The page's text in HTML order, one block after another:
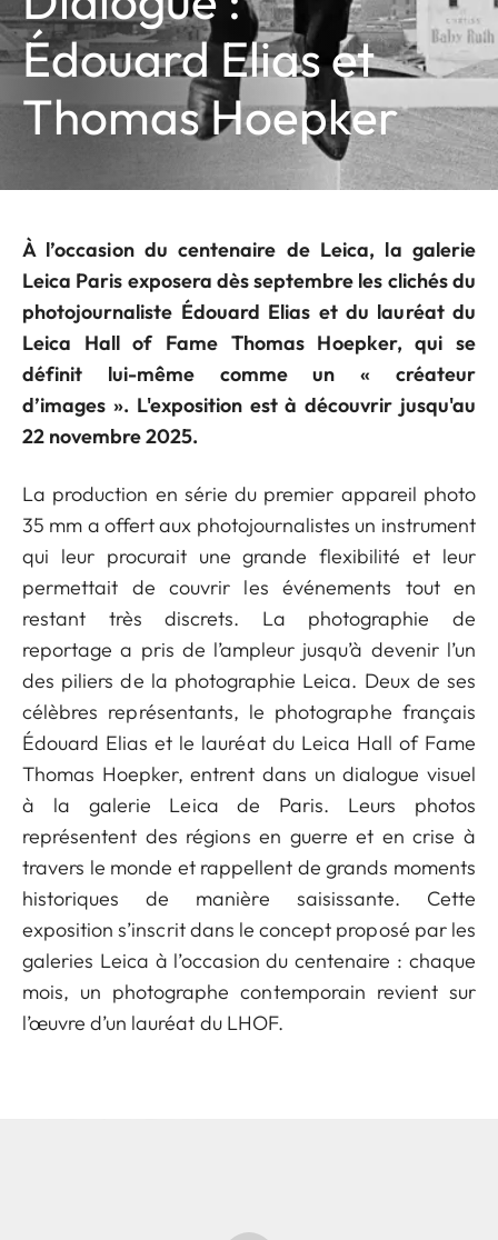
Édouard Elias et
Thomas Hoepker
À l’occasion du centenaire de Leica, la galerie
Leica Paris exposera dès septembre les clichés du
photojournaliste Édouard Elias et du lauréat du
Leica Hall of Fame Thomas Hoepker, qui se
définit lui-même comme un « créateur
d’images ». L'exposition est à découvrir jusqu'au
22 novembre 2025.
La production en série du premier appareil photo
35 mm a offert aux photojournalistes un instrument
qui leur procurait une grande flexibilité et leur
permettait de couvrir les événements tout en
restant très discrets. La photographie de
reportage a pris de l’ampleur jusqu’à devenir l’un
des piliers de la photographie Leica. Deux de ses
célèbres représentants, le photographe français
Édouard Elias et le lauréat du Leica Hall of Fame
Thomas Hoepker, entrent dans un dialogue visuel
à la galerie Leica de Paris. Leurs photos
représentent des régions en guerre et en crise à
travers le monde et rappellent de grands moments
historiques de manière saisissante. Cette
exposition s’inscrit dans le concept proposé par les
galeries Leica à l’occasion du centenaire : chaque
mois, un photographe contemporain revient sur
l’œuvre d’un lauréat du LHOF.